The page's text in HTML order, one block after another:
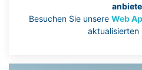
Besuchen Sie unsere Web
aktualisierten